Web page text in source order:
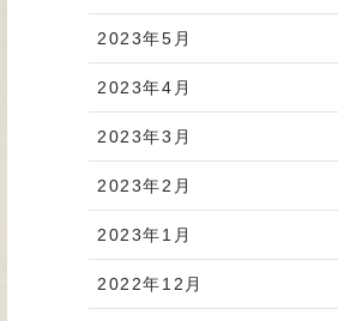
2023年5月
2023年4月
2023年3月
2023年2月
2023年1月
2022年12月